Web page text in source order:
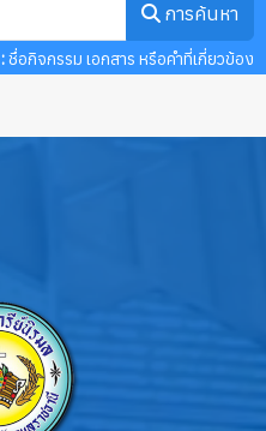
การค้นหา
ชื่อกิจกรรม เอกสาร หรือคำที่เกี่ยวข้อง